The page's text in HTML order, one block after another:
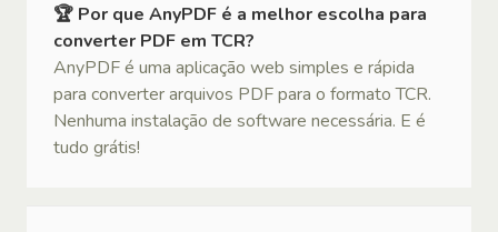
🏆 Por que AnyPDF é a melhor escolha para
converter PDF em TCR?
AnyPDF é uma aplicação web simples e rápida
para converter arquivos PDF para o formato TCR.
Nenhuma instalação de software necessária. E é
tudo grátis!